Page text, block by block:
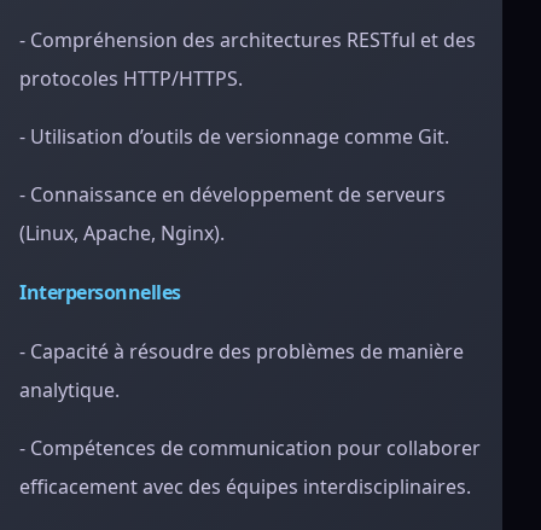
- Compréhension des architectures RESTful et des
protocoles HTTP/HTTPS.
- Utilisation d’outils de versionnage comme Git.
- Connaissance en développement de serveurs
(Linux, Apache, Nginx).
Interpersonnelles
- Capacité à résoudre des problèmes de manière
analytique.
- Compétences de communication pour collaborer
efficacement avec des équipes interdisciplinaires.